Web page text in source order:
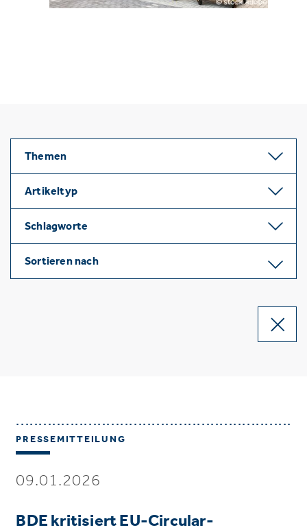
Themen
Artikeltyp
Schlagworte
Sortieren nach
PRESSEMITTEILUNG
09.01.2026
BDE kritisiert EU-Circular-